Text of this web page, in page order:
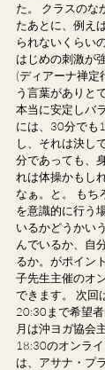
た。 クラスのな
たあとに、例え
られないくらい
はじめの刺激が
(ディアーナ禅定
う言葉がありと
本当に安定しバ
には、30分でも
し、それは決し
分であっても、
れは体操かもし
なぁ。と。 もち
を意識的に行う
いるかどうかい
んでいるか、自
るか。がポイン
子先生主催のオ
できます。 次回
20:30まで希望
月は沖ヨガ協会
18:30のオンラ
は、アサナ・プ